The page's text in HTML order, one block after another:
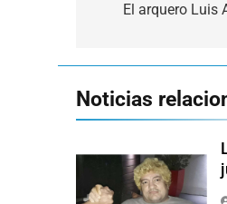
El arquero Luis
Noticias